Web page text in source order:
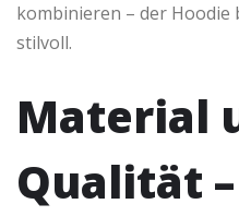
kombinieren – der Hoodie
stilvoll.
Material
Qualität